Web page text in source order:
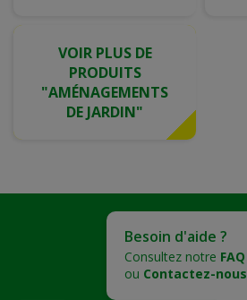
VOIR PLUS DE
PRODUITS
"AMÉNAGEMENTS
DE JARDIN"
Besoin d'aide ?
Consultez notre FAQ
ou Contactez-nous